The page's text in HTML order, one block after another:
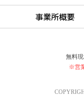
事業所概要
無料
※営